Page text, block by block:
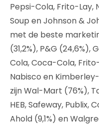
Pepsi-Cola, Frito-Lay,
Soup en Johnson &
met de beste
(31,2%), P&G (24,6%),
Cola, Coca-Cola,
Nabisco en
zijn Wal-Mart (76%),
HEB, Safeway, Publix,
Ahold (9,1%) en